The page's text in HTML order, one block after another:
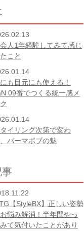
人1年経験してみて感じ
こと
も目元にも使える！
09番でつくる統一感メ
イリング次第で変わ
パーマボブの魅
事
【StyleBX】正しい姿勢
悩み解消！半年間やっ
て気付いたことがあり